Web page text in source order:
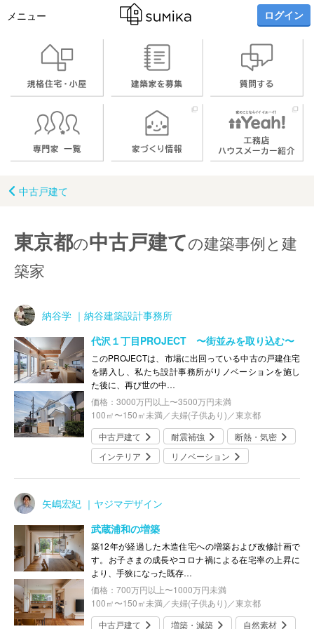
メニュー ログイン
中古戸建て
東京都の中古戸建ての建築事例と建
築家
納谷学 ｜納谷建築設計事務所
代沢１丁目PROJECT 〜街並みを取り込む〜
このPROJECTは、市場に出回っている中古の戸建住宅
を購入し、私たち設計事務所がリノベーションを施し
た後に、再び世の中…
価格：3000万円以上〜3500万円未満
100㎡〜150㎡未満／夫婦(子供あり)／東京都
中古戸建て
耐震補強
断熱・気密
インテリア
リノベーション
矢嶋宏紀 ｜ヤジマデザイン
武蔵浦和の増築
築12年が経過した木造住宅への増築および改修計画で
す。お子さまの成長やコロナ禍による在宅率の上昇に
より、手狭になった既存…
価格：700万円以上〜1000万円未満
100㎡〜150㎡未満／夫婦(子供あり)／東京都
中古戸建て
増築・減築 自然素材